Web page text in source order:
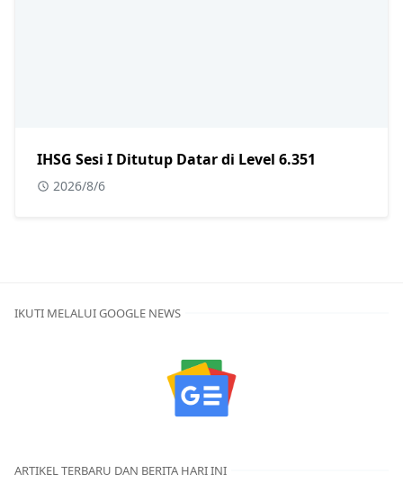
IHSG Sesi I Ditutup Datar di Level 6.351
2026/8/6
IKUTI MELALUI GOOGLE NEWS
ARTIKEL TERBARU DAN BERITA HARI INI